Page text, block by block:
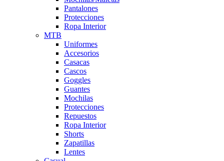
Pantalones
Protecciones
Ropa Interior
MTB
Uniformes
Accesorios
Casacas
Cascos
Goggles
Guantes
Mochilas
Protecciones
Repuestos
Ropa Interior
Shorts
Zapatillas
Lentes